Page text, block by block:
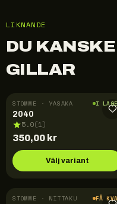
LIKNANDE
DU
GILLAR
STOMME · YASAKA I
2040
5.0(1)
350,00 kr
Välj variant
STOMME · NITTAKU FÅ